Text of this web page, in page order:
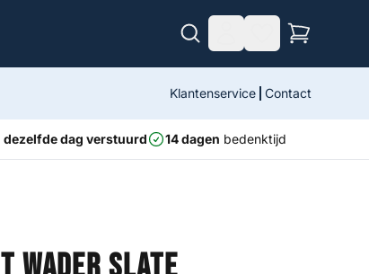
Klantenservice Contact
dezelfde dag verstuurd 14 dagen bedenktijd